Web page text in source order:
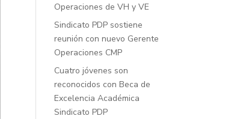
Operaciones de VH y VE
Sindicato PDP sostiene
reunión con nuevo Gerente
Operaciones CMP
Cuatro jóvenes son
reconocidos con Beca de
Excelencia Académica
Sindicato PDP